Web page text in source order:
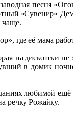
песня
«Сувенир»
чаще.
где её мама
на дискотеки
в домик
любимой
речку Рожайку.